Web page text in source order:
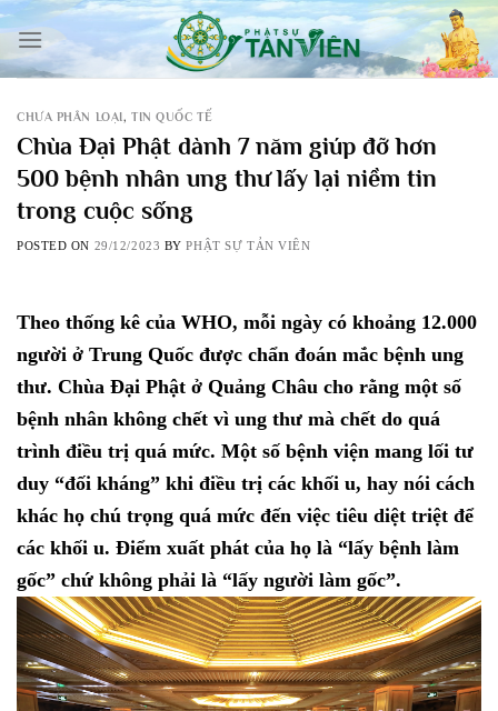
Skip
content
CHƯA PHÂN LOẠI, TIN QUỐC TẾ
Chùa Đại Phật dành 7 năm giúp đỡ hơn
500 bệnh nhân ung thư lấy lại niềm tin
trong cuộc sống
POSTED ON 29/12/2023 BYPHẬT SỰ TẢN VIÊN
Theo thống kê của WHO, mỗi ngày có khoảng 12.000
người ở Trung Quốc được chẩn đoán mắc bệnh ung
thư. Chùa Đại Phật ở Quảng Châu cho rằng một số
bệnh nhân không chết vì ung thư mà chết do quá
trình điều trị quá mức. Một số bệnh viện mang lối tư
duy “đối kháng” khi điều trị các khối u, hay nói cách
khác họ chú trọng quá mức đến việc tiêu diệt triệt để
các khối u. Điểm xuất phát của họ là “lấy bệnh làm
gốc” chứ không phải là “lấy người làm gốc”.